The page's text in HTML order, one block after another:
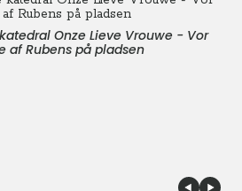
Onze Lieve Vrouwe - Vor
af Rubens på pladsen